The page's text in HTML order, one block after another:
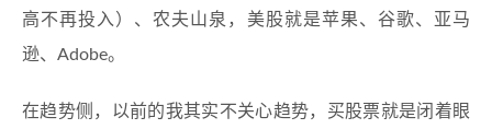
高不再投入）、农夫山泉，美股就是苹果、谷歌、亚马
逊、Adobe。
在趋势侧，以前的我其实不关心趋势，买股票就是闭着眼